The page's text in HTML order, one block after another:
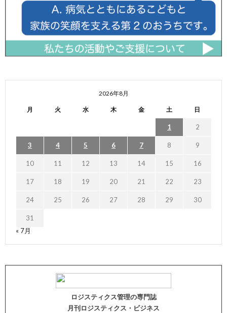
2026年8月
月 火 水 木 金 土 日
1 2
3 4 5 6 7 8 9
10 11 12 13 14 15 16
17 18 19 20 21 22 23
24 25 26 27 28 29 30
31
« 7月
ロジスティクス管理の専門誌
月刊ロジスティクス・ビジネス